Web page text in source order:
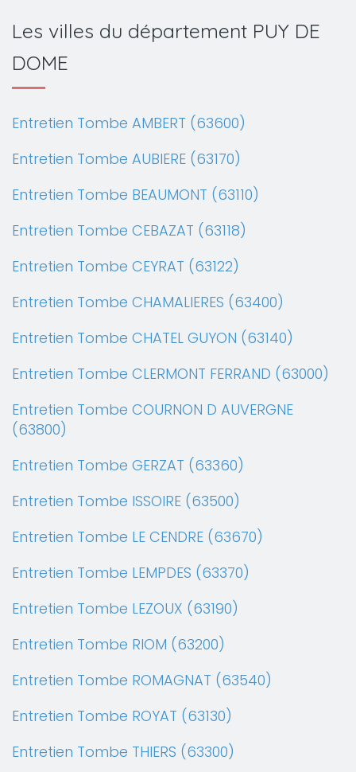
Les villes du département PUY DE
DOME
Entretien Tombe AMBERT (63600)
Entretien Tombe AUBIERE (63170)
Entretien Tombe BEAUMONT (63110)
Entretien Tombe CEBAZAT (63118)
Entretien Tombe CEYRAT (63122)
Entretien Tombe CHAMALIERES (63400)
Entretien Tombe CHATEL GUYON (63140)
Entretien Tombe CLERMONT FERRAND (63000)
Entretien Tombe COURNON D AUVERGNE
(63800)
Entretien Tombe GERZAT (63360)
Entretien Tombe ISSOIRE (63500)
Entretien Tombe LE CENDRE (63670)
Entretien Tombe LEMPDES (63370)
Entretien Tombe LEZOUX (63190)
Entretien Tombe RIOM (63200)
Entretien Tombe ROMAGNAT (63540)
Entretien Tombe ROYAT (63130)
Entretien Tombe THIERS (63300)